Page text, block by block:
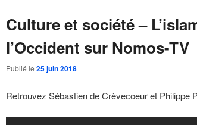
Culture et société –
l’Occident sur Nomos-TV
Publié le 25 juin 2018
Retrouvez Sébastien de Crèvecoeur et Philippe